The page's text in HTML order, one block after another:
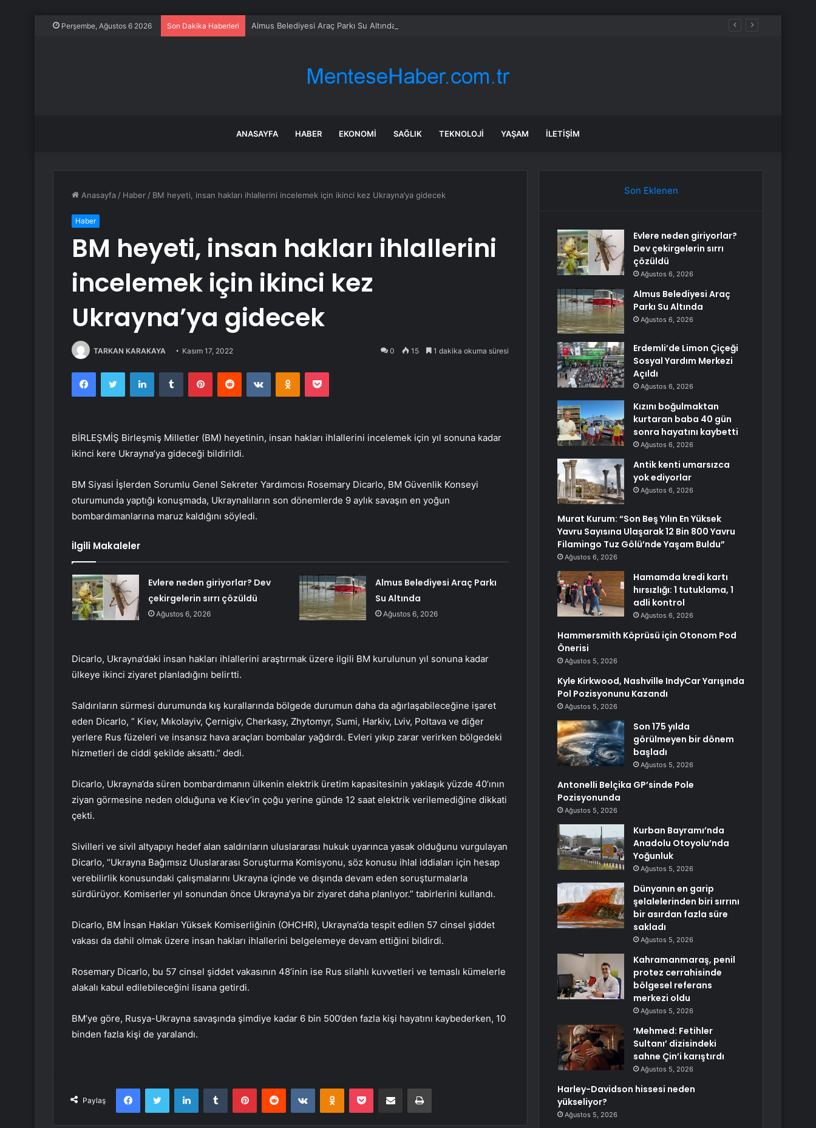
Perşembe, Ağustos 6 2026 Son Dakika Haberleri Almus Belediyesi Araç Parkı Su Altında
ANASAYFA HABER EKONOMI SAĞLIK TEKNOLOJI YAŞAM İLETIŞIM
Anasayfa / Haber / BM heyeti, insan hakları ihlallerini incelemek için ikinci kez Ukrayna’ya gidecek
Haber
BM heyeti, insan hakları ihlallerini
incelemek için ikinci kez
Ukrayna’ya gidecek
TARKAN KARAKAYA Kasım 17, 2022 0 15 1 dakika okuma süresi
FacebookTwitter LinkedInTumblr PinterestReddit VKontakteOdnoklassniki
Pocket
BİRLEŞMİŞ Birleşmiş Milletler (BM) heyetinin, insan hakları ihlallerini incelemek için yıl sonuna kadar
ikinci kere Ukrayna’ya gideceği bildirildi.
BM Siyasi İşlerden Sorumlu Genel Sekreter Yardımcısı Rosemary Dicarlo, BM Güvenlik Konseyi
oturumunda yaptığı konuşmada, Ukraynalıların son dönemlerde 9 aylık savaşın en yoğun
bombardımanlarına maruz kaldığını söyledi.
İlgili Makaleler
Evlere neden giriyorlar? Dev
çekirgelerin sırrı çözüldü
Ağustos 6, 2026
Almus Belediyesi Araç Parkı
Su Altında
Ağustos 6, 2026
Dicarlo, Ukrayna’daki insan hakları ihlallerini araştırmak üzere ilgili BM kurulunun yıl sonuna kadar
ülkeye ikinci ziyaret planladığını belirtti.
Saldırıların sürmesi durumunda kış kurallarında bölgede durumun daha da ağırlaşabileceğine işaret
eden Dicarlo, ” Kiev, Mıkolayiv, Çernigiv, Cherkasy, Zhytomyr, Sumi, Harkiv, Lviv, Poltava ve diğer
yerlere Rus füzeleri ve insansız hava araçları bombalar yağdırdı. Evleri yıkıp zarar verirken bölgedeki
hizmetleri de ciddi şekilde aksattı.” dedi.
Dicarlo, Ukrayna’da süren bombardımanın ülkenin elektrik üretim kapasitesinin yaklaşık yüzde 40’ının
ziyan görmesine neden olduğuna ve Kiev’in çoğu yerine günde 12 saat elektrik verilemediğine dikkati
çekti.
Sivilleri ve sivil altyapıyı hedef alan saldırıların uluslararası hukuk uyarınca yasak olduğunu vurgulayan
Dicarlo, “Ukrayna Bağımsız Uluslararası Soruşturma Komisyonu, söz konusu ihlal iddiaları için hesap
verebilirlik konusundaki çalışmalarını Ukrayna içinde ve dışında devam eden soruşturmalarla
sürdürüyor. Komiserler yıl sonundan önce Ukrayna’ya bir ziyaret daha planlıyor.” tabirlerini kullandı.
Dicarlo, BM İnsan Hakları Yüksek Komiserliğinin (OHCHR), Ukrayna’da tespit edilen 57 cinsel şiddet
vakası da dahil olmak üzere insan hakları ihlallerini belgelemeye devam ettiğini bildirdi.
Rosemary Dicarlo, bu 57 cinsel şiddet vakasının 48’inin ise Rus silahlı kuvvetleri ve temaslı kümelerle
alakalı kabul edilebileceğini lisana getirdi.
BM’ye göre, Rusya-Ukrayna savaşında şimdiye kadar 6 bin 500’den fazla kişi hayatını kaybederken, 10
binden fazla kişi de yaralandı.
Paylaş
FacebookTwitter LinkedInTumblr PinterestReddit VKontakteOdnoklassniki
Pocket E-Posta ile paylaş Yazdır
Son Eklenen
Evlere neden giriyorlar?
Dev çekirgelerin sırrı
çözüldü
Ağustos 6, 2026
Almus Belediyesi Araç
Parkı Su Altında
Ağustos 6, 2026
Erdemli’de Limon Çiçeği
Sosyal Yardım Merkezi
Açıldı
Ağustos 6, 2026
Kızını boğulmaktan
kurtaran baba 40 gün
sonra hayatını kaybetti
Ağustos 6, 2026
Antik kenti umarsızca
yok ediyorlar
Ağustos 6, 2026
Murat Kurum: “Son Beş Yılın En Yüksek
Yavru Sayısına Ulaşarak 12 Bin 800 Yavru
Filamingo Tuz Gölü’nde Yaşam Buldu”
Ağustos 6, 2026
Hamamda kredi kartı
hırsızlığı: 1 tutuklama, 1
adli kontrol
Ağustos 6, 2026
Hammersmith Köprüsü için Otonom Pod
Önerisi
Ağustos 5, 2026
Kyle Kirkwood, Nashville IndyCar Yarışında
Pol Pozisyonunu Kazandı
Ağustos 5, 2026
Son 175 yılda
görülmeyen bir dönem
başladı
Ağustos 5, 2026
Antonelli Belçika GP’sinde Pole
Pozisyonunda
Ağustos 5, 2026
Kurban Bayramı’nda
Anadolu Otoyolu’nda
Yoğunluk
Ağustos 5, 2026
Dünyanın en garip
şelalelerinden biri sırrını
bir asırdan fazla süre
sakladı
Ağustos 5, 2026
Kahramanmaraş, penil
protez cerrahisinde
bölgesel referans
merkezi oldu
Ağustos 5, 2026
‘Mehmed: Fetihler
Sultanı’ dizisindeki
sahne Çin’i karıştırdı
Ağustos 5, 2026
Harley-Davidson hissesi neden
yükseliyor?
Ağustos 5, 2026